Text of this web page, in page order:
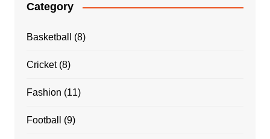
Category
Basketball (8)
Cricket(8)
Fashion (11)
Football (9)